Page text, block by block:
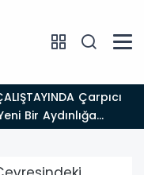
Bir Aydınlığa